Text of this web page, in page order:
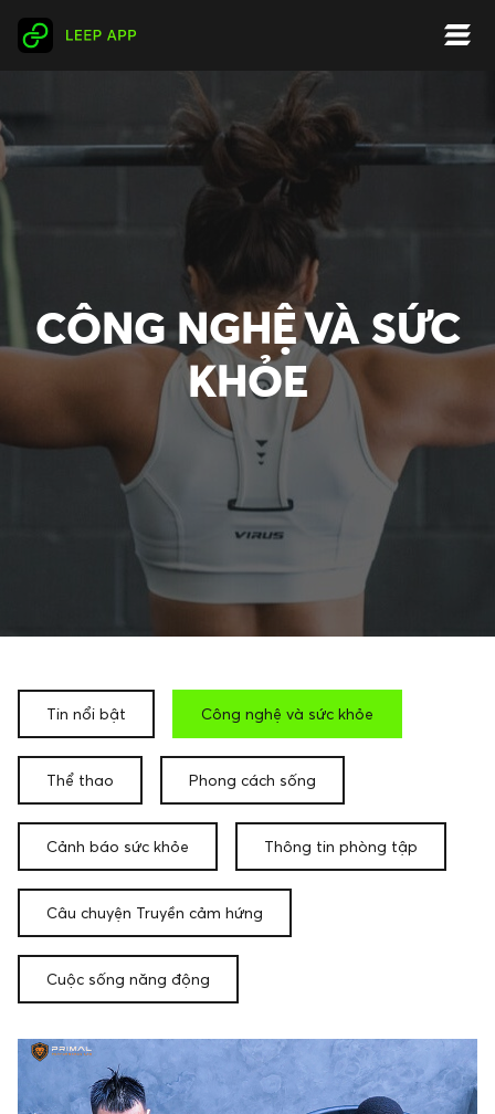
CÔNG NGHỆ VÀ SỨC
KHỎE
Tin nổi bật Công nghệ và sức khỏe
Thể thao Phong cách sống
Cảnh báo sức khỏe Thông tin phòng tập
Câu chuyện Truyền cảm hứng
Cuộc sống năng động